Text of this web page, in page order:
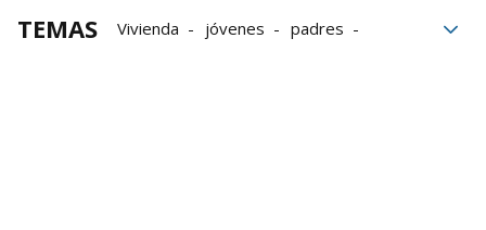
TEMAS Vivienda jóvenes
padres